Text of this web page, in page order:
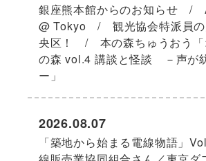
銀座熊本館からのお知らせ /
@ Tokyo / 観光協会特派員の
央区！ / 本の森ちゅうおう「
の森 vol.4 講談と怪談 －声が
ー」
「築地から始まる電線物語」
2026.08.07